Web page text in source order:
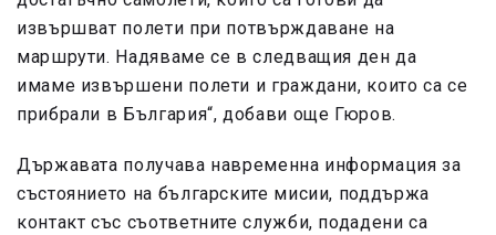
извършват полети при потвърждаване на
маршрути. Надяваме се в следващия ден да
имаме извършени полети и граждани, които са се
прибрали в България“, добави още Гюров.
Държавата получава навременна информация за
състоянието на българските мисии, поддържа
контакт със съответните служби, подадени са